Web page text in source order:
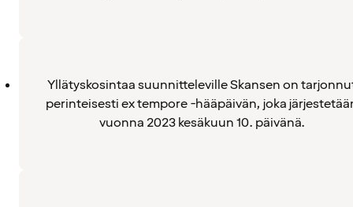
Yllätyskosintaa suunnitteleville Skansen on
perinteisesti ex tempore -hääpäivän, joka
vuonna 2023 kesäkuun 10. päivänä.